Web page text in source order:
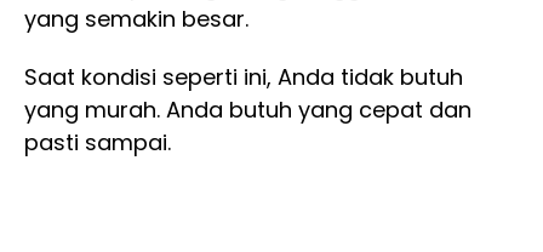
yang semakin besar.
Saat kondisi seperti ini, Anda tidak butuh
yang murah. Anda butuh yang cepat dan
pasti sampai.